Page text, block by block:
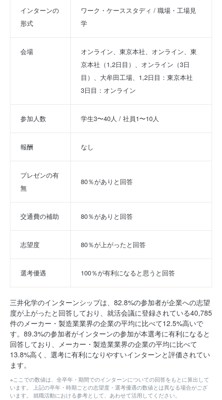
インターンの
形式
ワーク・ケーススタディ / 職場・工場見
学
会場
オンライン、東京本社、オンライン、東
京本社（1,2日目）、オンライン（3日
目）、大牟田工場、1,2日目：東京本社
3日目：オンライン
参加人数 学生3〜40人 / 社員1〜10人
報酬 なし
プレゼンの有
無
80％がありと回答
交通費の補助 80％がありと回答
志望度 80％が上がったと回答
選考優遇 100％が有利になると思うと回答
三井化学のインターンシップは、82.8%の参加者が企業への志望
度が上がったと回答しており、就活会議に登録されている40,785
件のメーカー・製造業業界の企業の平均に比べて12.5%高いで
す。89.3%の参加者がインターンの参加が本選考に有利になると
回答しており、メーカー・製造業業界の企業の平均に比べて
13.8%高く、選考に有利になりやすいインターンと評価されてい
ます。
※ここでの数値は、全卒年・期間でのインターンについての回答をもとに算出して
います。 上記の卒年・時期ごとの志望度・選考優遇の数値とは異なる場合がござ
います。 就職活動における参考として、あわせて活用してください。